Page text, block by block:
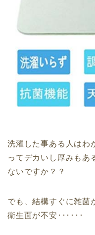
洗濯した事ある人はわ
ってデカいし厚みもあ
ないですか？？
でも、結構すぐに雑菌
衛生面が不安･･････